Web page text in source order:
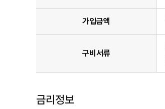
가입금액
구비서류
금리정보